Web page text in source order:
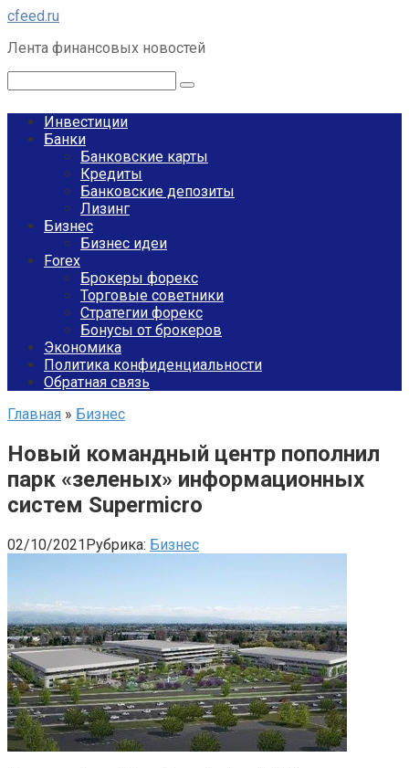
Перейти
контенту
cfeed.ru
Лента финансовых новостей
Инвестиции
Банки
Банковские карты
Кредиты
Банковские депозиты
Лизинг
Бизнес
Бизнес идеи
Forex
Брокеры форекс
Торговые советники
Стратегии форекс
Бонусы от брокеров
Экономика
Политика конфиденциальности
Обратная связь
Главная » Бизнес
Новый командный центр пополнил
парк «зеленых» информационных
систем Supermicro
02/10/2021Рубрика: Бизнес